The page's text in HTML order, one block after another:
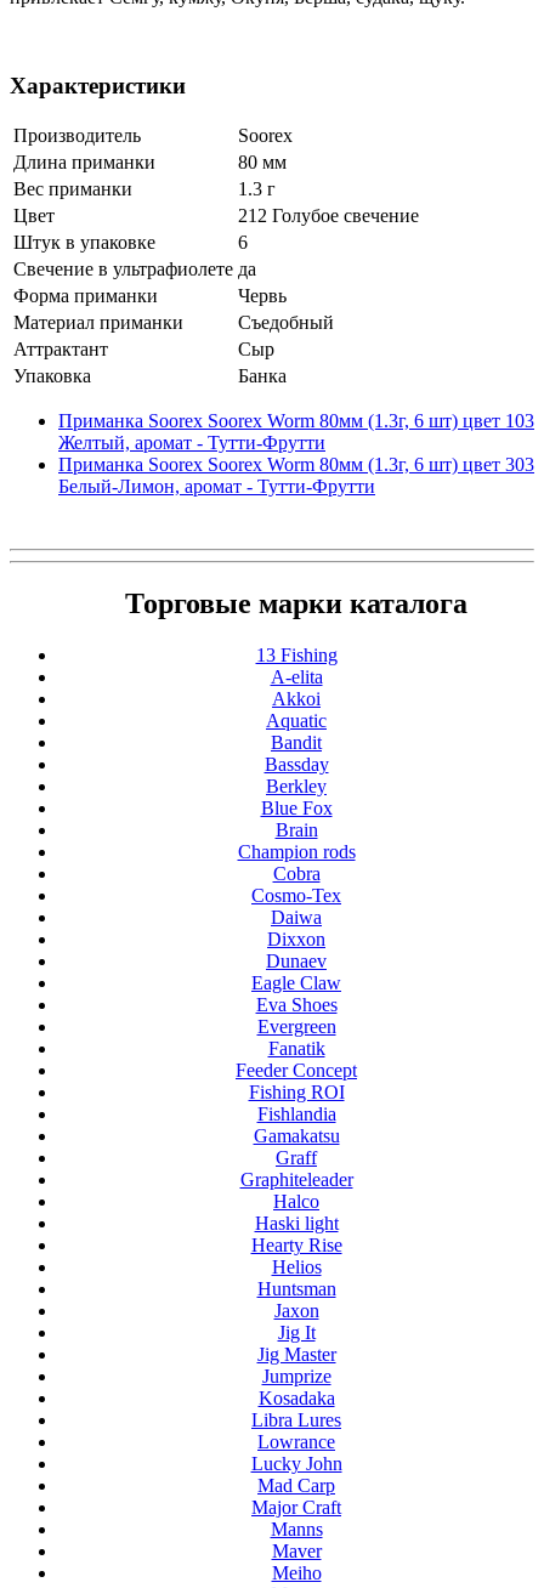
Характеристики
Производитель
Soorex
Длина приманки
80 мм
Вес приманки
1.3 г
Цвет
212 Голубое свечение
Штук в упаковке
6
Свечение в ультрафиолете да
Форма приманки
Червь
Материал приманки
Съедобный
Аттрактант
Сыр
Упаковка
Банка
Приманка Soorex Soorex Worm 80мм (1.3г, 6 шт) цвет 103
Желтый, аромат - Тутти-Фрутти
Приманка Soorex Soorex Worm 80мм (1.3г, 6 шт) цвет 303
Белый-Лимон, аромат - Тутти-Фрутти
Торговые марки каталога
13 Fishing
A-elita
Akkoi
Aquatic
Bandit
Bassday
Berkley
Blue Fox
Brain
Champion rods
Cobra
Cosmo-Tex
Daiwa
Dixxon
Dunaev
Eagle Claw
Eva Shoes
Evergreen
Fanatik
Feeder Concept
Fishing ROI
Fishlandia
Gamakatsu
Graff
Graphiteleader
Halco
Haski light
Hearty Rise
Helios
Huntsman
Jaxon
Jig It
Jig Master
Jumprize
Kosadaka
Libra Lures
Lowrance
Lucky John
Mad Carp
Major Craft
Manns
Maver
Meiho